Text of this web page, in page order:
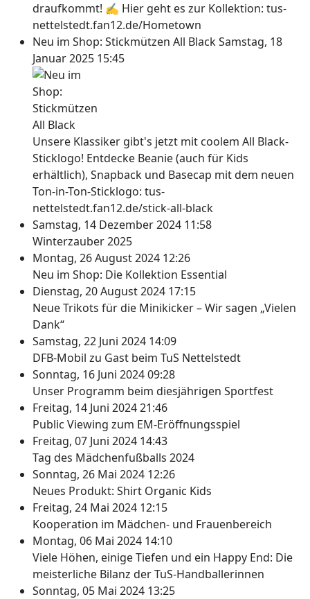
draufkommt! ✍ Hier geht es zur Kollektion: tus-
nettelstedt.fan12.de/Hometown
Neu im Shop: Stickmützen All BlackSamstag, 18
Januar 2025 15:45
Unsere Klassiker gibt's jetzt mit coolem All Black-
Sticklogo! Entdecke Beanie (auch für Kids
erhältlich), Snapback und Basecap mit dem neuen
Ton-in-Ton-Sticklogo: tus-
nettelstedt.fan12.de/stick-all-black
Samstag, 14 Dezember 2024 11:58
Winterzauber 2025
Montag, 26 August 2024 12:26
Neu im Shop: Die Kollektion Essential
Dienstag, 20 August 2024 17:15
Neue Trikots für die Minikicker – Wir sagen „Vielen
Dank“
Samstag, 22 Juni 2024 14:09
DFB-Mobil zu Gast beim TuS Nettelstedt
Sonntag, 16 Juni 2024 09:28
Unser Programm beim diesjährigen Sportfest
Freitag, 14 Juni 2024 21:46
Public Viewing zum EM-Eröffnungsspiel
Freitag, 07 Juni 2024 14:43
Tag des Mädchenfußballs 2024
Sonntag, 26 Mai 2024 12:26
Neues Produkt: Shirt Organic Kids
Freitag, 24 Mai 2024 12:15
Kooperation im Mädchen- und Frauenbereich
Montag, 06 Mai 2024 14:10
Viele Höhen, einige Tiefen und ein Happy End: Die
meisterliche Bilanz der TuS-Handballerinnen
Sonntag, 05 Mai 2024 13:25